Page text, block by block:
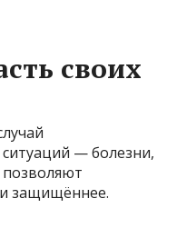
своих
— болезни,
и защищённее.